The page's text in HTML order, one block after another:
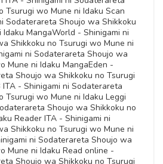
11 Novembre 2020
11 Novembre 2020
11 Novembre 2020
11 Novembre 2020
Tsurugi wo Mune ni Idaku Scan
Sodaterareta Shoujo wa Shikkoku
MangaWorld - Shinigami ni
Shikkoku no Tsurugi wo Mune ni
ni Sodaterareta Shoujo wa
Mune ni Idaku MangaEden -
Shoujo wa Shikkoku no Tsurugi
- Shinigami ni Sodaterareta
Tsurugi wo Mune ni Idaku Leggi
Shoujo wa Shikkoku no
Reader ITA - Shinigami ni
Shikkoku no Tsurugi wo Mune ni
ni Sodaterareta Shoujo wa
Mune ni Idaku Read online -
Shoujo wa Shikkoku no Tsurugi